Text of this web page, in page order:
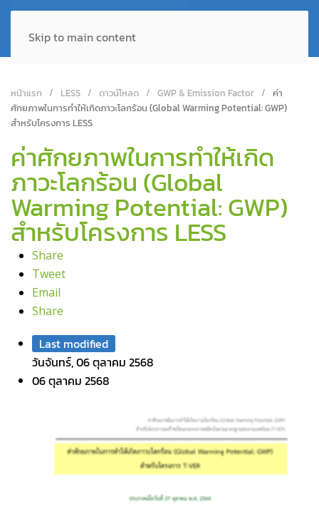
Skip to main content
หน้าแรก LESS ดาวน์โหลด GWP & Emission Factor
ค่า
ศักยภาพในการทำให้เกิดภาวะโลกร้อน (Global Warming Potential: GWP)
สำหรับโครงการ LESS
ค่าศักยภาพในการทำให้เกิด
ภาวะโลกร้อน (Global
Warming Potential: GWP)
สำหรับโครงการ LESS
Share
Tweet
Email
Share
Last modified
วันจันทร์, 06 ตุลาคม 2568
06 ตุลาคม 2568